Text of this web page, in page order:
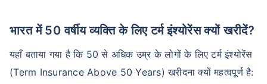
भारत में 50 वर्षीय व्यक्ति के लिए टर्म इंश्योरेंस क्यों खरीदें?
यहाँ बताया गया है कि 50 से अधिक उम्र के लोगों के लिए टर्म इंश्योरेंस
(Term Insurance Above 50 Years) खरीदना क्यों महत्वपूर्ण है: